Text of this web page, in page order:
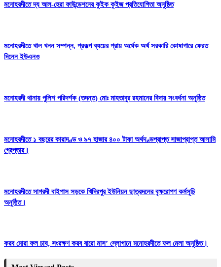
মনোহরদীতে দ্য আল-হেরা ফাউন্ডেশনের কুইক কুইজ প্রতিযোগিতা অনুষ্ঠিত
মনোহরদীতে খাল খনন সম্পন্ন, প্রকল্প ব্যয়ের প্রায় অর্ধেক অর্থ সরকারি কোষাগারে ফেরত
দিলেন ইউএনও
মনোহরদী থানায় পুলিশ পরিদর্শক (তদন্ত) মোঃ মাহতাবুর রহমানের বিদায় সংবর্ধনা অনুষ্ঠিত
মনোহরদীতে ১ বছরের কারাদণ্ড ও ৯৭ হাজার ৪০০ টাকা অর্থদণ্ডপ্রাপ্ত সাজাপ্রাপ্ত আসামি
গ্রেপ্তার।
মনোহরদীতে সাগরদী বাইপাস সড়কে খিদিরপুর ইউনিয়ন ছাত্রদলের বৃক্ষরোপণ কর্মসূচি
অনুষ্ঠিত।
করব মোরা ফল চাষ, সংরক্ষণ করব বারো মাস’ স্লোগানে মনোহরদীতে ফল মেলা অনুষ্ঠিত।